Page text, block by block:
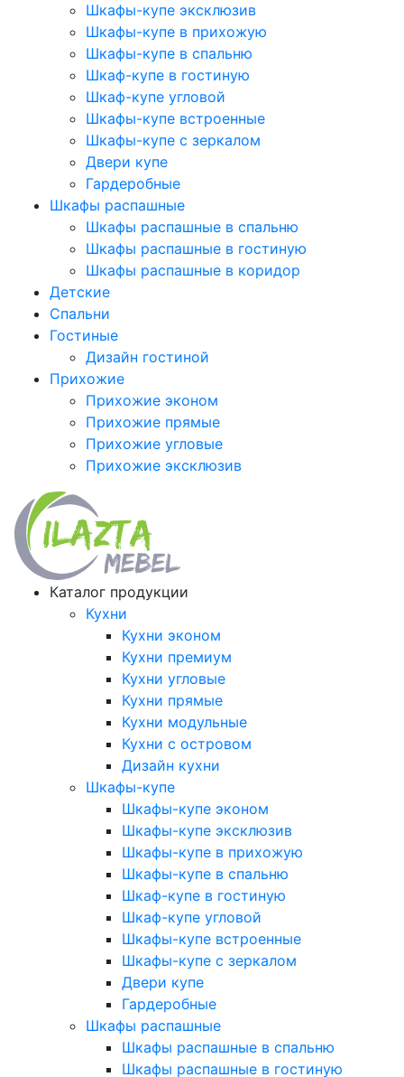
Шкафы-купе эксклюзив
Шкафы-купе в прихожую
Шкафы-купе в спальню
Шкаф-купе в гостиную
Шкаф-купе угловой
Шкафы-купе встроенные
Шкафы-купе с зеркалом
Двери купе
Гардеробные
Шкафы распашные
Шкафы распашные в спальню
Шкафы распашные в гостиную
Шкафы распашные в коридор
Детские
Спальни
Гостиные
Дизайн гостиной
Прихожие
Прихожие эконом
Прихожие прямые
Прихожие угловые
Прихожие эксклюзив
Каталог продукции
Кухни
Кухни эконом
Кухни премиум
Кухни угловые
Кухни прямые
Кухни модульные
Кухни с островом
Дизайн кухни
Шкафы-купе
Шкафы-купе эконом
Шкафы-купе эксклюзив
Шкафы-купе в прихожую
Шкафы-купе в спальню
Шкаф-купе в гостиную
Шкаф-купе угловой
Шкафы-купе встроенные
Шкафы-купе с зеркалом
Двери купе
Гардеробные
Шкафы распашные
Шкафы распашные в спальню
Шкафы распашные в гостиную